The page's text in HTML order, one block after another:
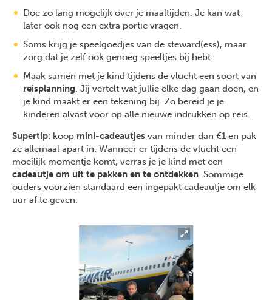
Doe zo lang mogelijk over je maaltijden. Je kan wat
later ook nog een extra portie vragen.
Soms krijg je speelgoedjes van de steward(ess), maar
zorg dat je zelf ook genoeg speeltjes bij hebt.
Maak samen met je kind tijdens de vlucht een soort van
reisplanning. Jij vertelt wat jullie elke dag gaan doen, en
je kind maakt er een tekening bij. Zo bereid je je
kinderen alvast voor op alle nieuwe indrukken op reis.
Supertip: koop mini-cadeautjes van minder dan €1 en pak
ze allemaal apart in. Wanneer er tijdens de vlucht een
moeilijk momentje komt, verras je je kind met een
cadeautje om uit te pakken en te ontdekken. Sommige
ouders voorzien standaard een ingepakt cadeautje om elk
uur af te geven.